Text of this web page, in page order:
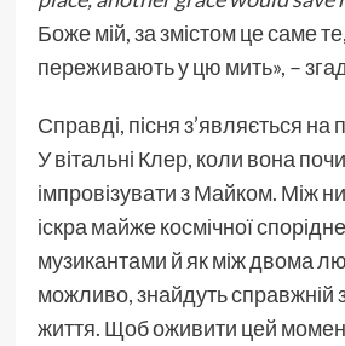
Боже мій, за змістом це саме
переживають у цю мить», –
Справді, пісня з’являється на
У вітальні Клер, коли вона
імпровізувати з Майком. Між
іскра майже космічної
музикантами й як між двома
можливо, знайдуть справжній
життя. Щоб оживити цей